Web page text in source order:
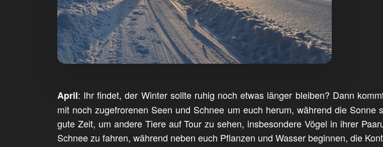
April: Ihr findet, der Winter sollte ruhig noch etwas länger bleiben? Dann
mit noch zugefrorenen Seen und Schnee um euch herum, während die
gute Zeit, um andere Tiere auf Tour zu sehen, insbesondere Vögel in ihrer
Schnee zu fahren, während neben euch Pflanzen und Wasser beginnen, die